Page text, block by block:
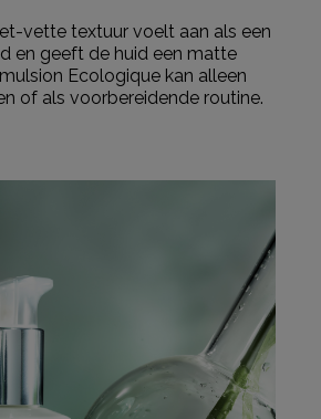
vette textuur voelt aan als een
en geeft de huid een matte
Ecologique kan alleen
of als voorbereidende routine.